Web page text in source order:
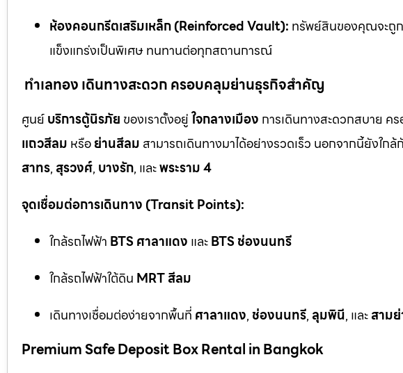
ห้องคอนกรีตเสริมเหล็ก (Reinforced Vault): ทรัพย์สินของคุณจะถูก
แข็งแกร่งเป็นพิเศษ ทนทานต่อทุกสถานการณ์
ทำเลทอง เดินทางสะดวก ครอบคลุมย่านธุรกิจสำคัญ
ศูนย์บริการตู้นิรภัย ของเราตั้งอยู่ใจกลางเมือง การเดินทางสะดวกสบาย ค
แถวสีลม หรือย่านสีลม สามารถเดินทางมาได้อย่างรวดเร็ว นอกจากนี้ยังใก
สาทร, สุรวงศ์, บางรัก, และพระราม 4
จุดเชื่อมต่อการเดินทาง (Transit Points):
ใกล้รถไฟฟ้า BTS ศาลาแดง และBTS ช่องนนทรี
ใกล้รถไฟฟ้าใต้ดิน MRT สีลม
เดินทางเชื่อมต่อง่ายจากพื้นที่ ศาลาแดง, ช่องนนทรี, ลุมพินี, และสาม
Premium Safe Deposit Box Rental in Bangkok